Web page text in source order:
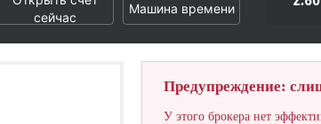
сейчас
Машина времени
Предупреждение:
У этого брокера нет